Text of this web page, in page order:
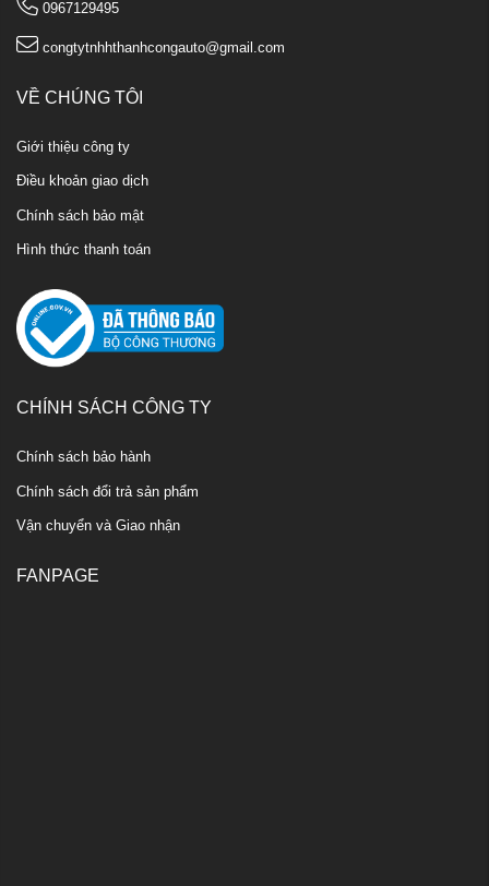
0967129495
congtytnhhthanhcongauto@gmail.com
VỀ CHÚNG TÔI
Giới thiệu công ty
Điều khoản giao dịch
Chính sách bảo mật
Hình thức thanh toán
CHÍNH SÁCH CÔNG TY
Chính sách bảo hành
Chính sách đổi trả sản phẩm
Vận chuyển và Giao nhận
FANPAGE